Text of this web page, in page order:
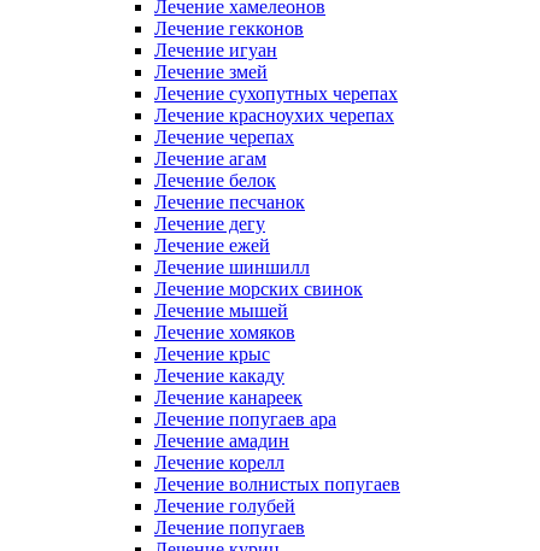
Лечение хамелеонов
Лечение гекконов
Лечение игуан
Лечение змей
Лечение сухопутных черепах
Лечение красноухих черепах
Лечение черепах
Лечение агам
Лечение белок
Лечение песчанок
Лечение дегу
Лечение ежей
Лечение шиншилл
Лечение морских свинок
Лечение мышей
Лечение хомяков
Лечение крыс
Лечение какаду
Лечение канареек
Лечение попугаев ара
Лечение амадин
Лечение корелл
Лечение волнистых попугаев
Лечение голубей
Лечение попугаев